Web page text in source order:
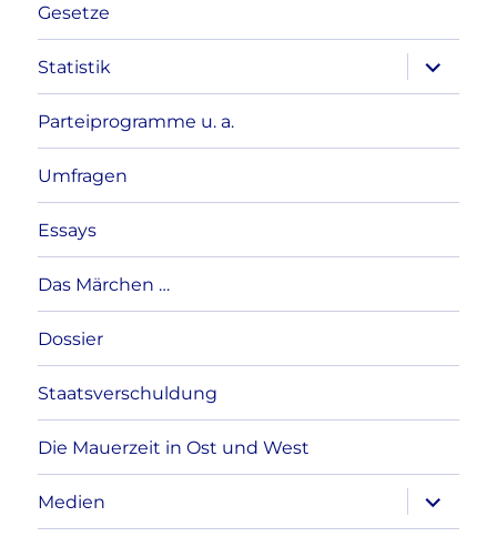
Gesetze
Statistik
anzeigen
Parteiprogramme u. a.
Umfragen
Essays
Das Märchen …
Dossier
Staatsverschuldung
Die Mauerzeit in Ost und West
Medien
anzeigen